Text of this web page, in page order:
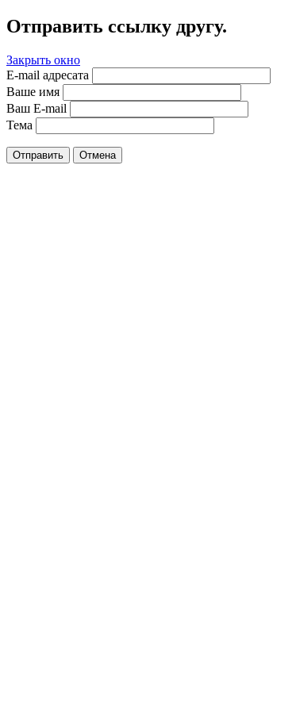
Отправить ссылку другу.
Закрыть окно
E-mail адресата
Ваше имя
Ваш E-mail
Тема
Отправить Отмена